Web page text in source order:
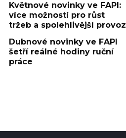
Květnové novinky ve FAPI:
více možností pro růst
tržeb a spolehlivější provoz
Dubnové novinky ve FAPI
šetří reálné hodiny ruční
práce